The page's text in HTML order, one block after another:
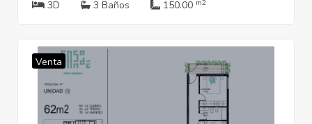
3D
3 Baños 150.00 m2
Venta